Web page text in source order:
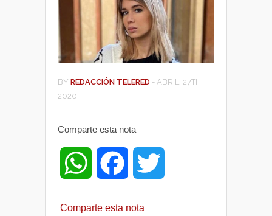
BY REDACCIÓN TELERED - ABRIL, 27TH
2020
Comparte esta nota
W
Comparte esta nota